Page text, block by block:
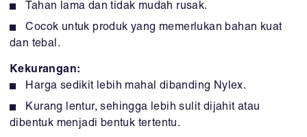
Tahan lama dan tidak mudah rusak.
Cocok untuk produk yang memerlukan bahan kuat
dan tebal.
Kekurangan:
Harga sedikit lebih mahal dibanding Nylex.
Kurang lentur, sehingga lebih sulit dijahit atau
dibentuk menjadi bentuk tertentu.